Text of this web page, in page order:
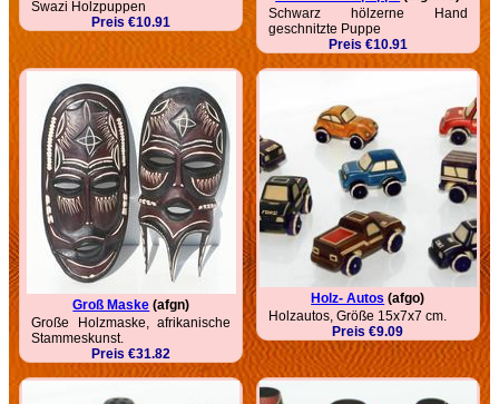
Swazi Holzpuppen
Preis €10.91
Schwarz hölzerne Hand
geschnitzte Puppe
Preis €10.91
Groß Maske (afgn)
Große Holzmaske, afrikanische
Stammeskunst.
Preis €31.82
Holz- Autos (afgo)
Holzautos, Größe 15x7x7 cm.
Preis €9.09